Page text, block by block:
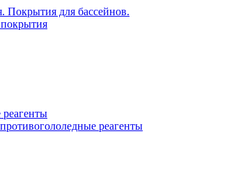
для бассейнов.
реагенты
реагенты